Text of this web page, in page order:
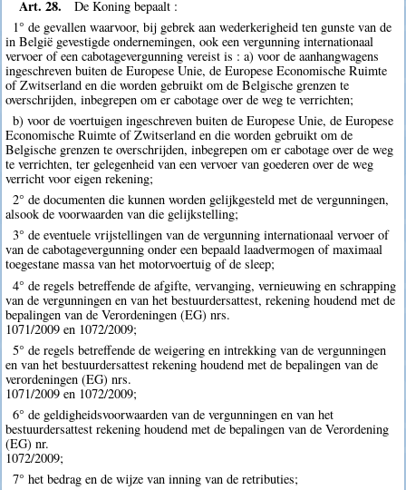
Art. 28.
De Koning bepaalt :
1° de gevallen waarvoor, bij gebrek aan wederkerigheid ten gunste van de
in België gevestigde ondernemingen, ook een vergunning internationaal
vervoer of een cabotagevergunning vereist is : a) voor de aanhangwagens
ingeschreven buiten de Europese Unie, de Europese Economische Ruimte
of Zwitserland en die worden gebruikt om de Belgische grenzen te
overschrijden, inbegrepen om er cabotage over de weg te verrichten;
b) voor de voertuigen ingeschreven buiten de Europese Unie, de Europese
Economische Ruimte of Zwitserland en die worden gebruikt om de
Belgische grenzen te overschrijden, inbegrepen om er cabotage over de weg
te verrichten, ter gelegenheid van een vervoer van goederen over de weg
verricht voor eigen rekening;
2° de documenten die kunnen worden gelijkgesteld met de vergunningen,
alsook de voorwaarden van die gelijkstelling;
3° de eventuele vrijstellingen van de vergunning internationaal vervoer of
van de cabotagevergunning onder een bepaald laadvermogen of maximaal
toegestane massa van het motorvoertuig of de sleep;
4° de regels betreffende de afgifte, vervanging, vernieuwing en schrapping
van de vergunningen en van het bestuurdersattest, rekening houdend met de
bepalingen van de Verordeningen (EG) nrs.
1071/2009 en 1072/2009;
5° de regels betreffende de weigering en intrekking van de vergunningen
en van het bestuurdersattest rekening houdend met de bepalingen van de
verordeningen (EG) nrs.
1071/2009 en 1072/2009;
6° de geldigheidsvoorwaarden van de vergunningen en van het
bestuurdersattest rekening houdend met de bepalingen van de Verordening
(EG) nr.
1072/2009;
7° het bedrag en de wijze van inning van de retributies;